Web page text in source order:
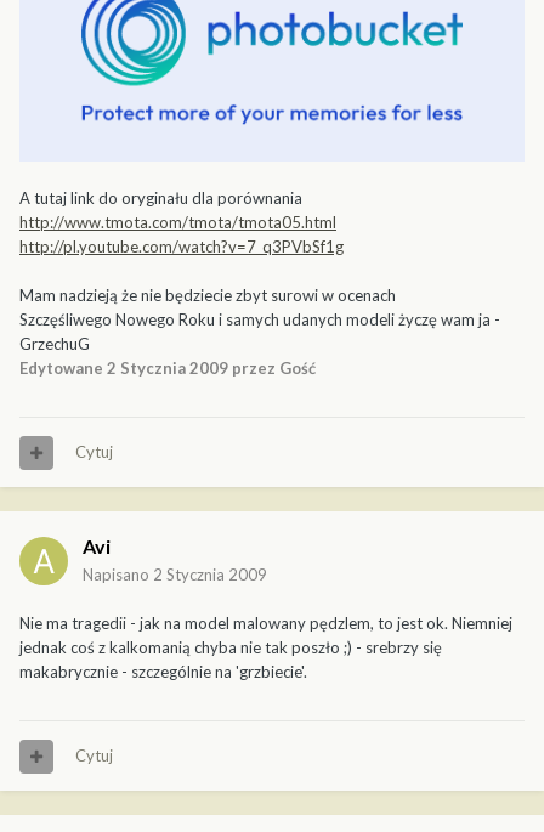
A tutaj link do oryginału dla porównania
http://www.tmota.com/tmota/tmota05.html
http://pl.youtube.com/watch?v=7_q3PVbSf1g
Mam nadzieją że nie będziecie zbyt surowi w ocenach
Szczęśliwego Nowego Roku i samych udanych modeli życzę wam ja -
GrzechuG
Edytowane 2 Stycznia 2009 przez Gość
Cytuj
Avi
Napisano 2 Stycznia 2009
Nie ma tragedii - jak na model malowany pędzlem, to jest ok. Niemniej
jednak coś z kalkomanią chyba nie tak poszło ;) - srebrzy się
makabrycznie - szczególnie na 'grzbiecie'.
Cytuj